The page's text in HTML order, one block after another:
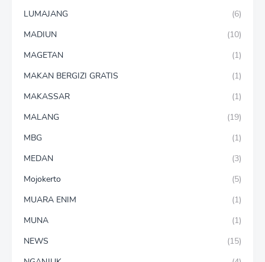
LUMAJANG
(6)
MADIUN
(10)
MAGETAN
(1)
MAKAN BERGIZI GRATIS
(1)
MAKASSAR
(1)
MALANG
(19)
MBG
(1)
MEDAN
(3)
Mojokerto
(5)
MUARA ENIM
(1)
MUNA
(1)
NEWS
(15)